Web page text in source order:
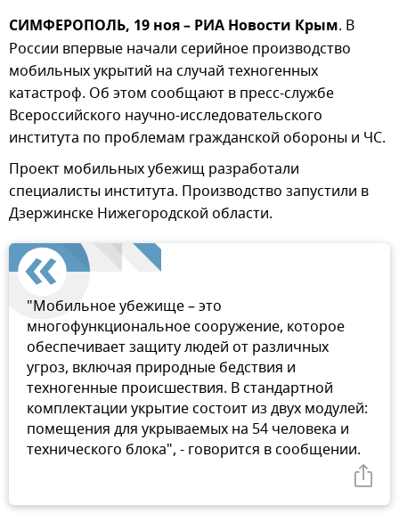
СИМФЕРОПОЛЬ, 19 ноя – РИА Новости Крым. В
России впервые начали серийное производство
мобильных укрытий на случай техногенных
катастроф. Об этом сообщают в пресс-службе
Всероссийского научно-исследовательского
института по проблемам гражданской обороны и ЧС.
Проект мобильных убежищ разработали
специалисты института. Производство запустили в
Дзержинске Нижегородской области.
"Мобильное убежище – это
многофункциональное сооружение, которое
обеспечивает защиту людей от различных
угроз, включая природные бедствия и
техногенные происшествия. В стандартной
комплектации укрытие состоит из двух модулей:
помещения для укрываемых на 54 человека и
технического блока", - говорится в сообщении.